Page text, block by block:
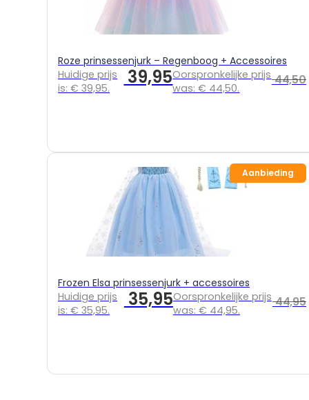
Roze prinsessenjurk – Regenboog + Accessoires
44,50
Oorspronkelijke prijs
was: € 44,50.
39,95
Huidige prijs
is: € 39,95.
Frozen Elsa prinsessenjurk + accessoires
44,95
Oorspronkelijke prijs
was: € 44,95.
35,95
Huidige prijs
is: € 35,95.
Aanbieding